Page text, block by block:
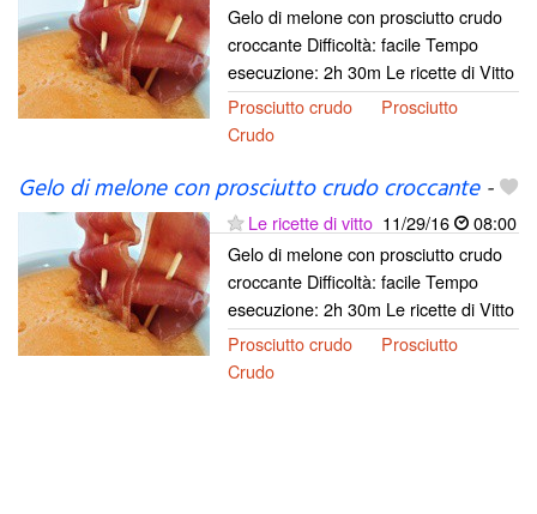
Gelo di melone con prosciutto crudo
croccante Difficoltà: facile Tempo
esecuzione: 2h 30m Le ricette di Vitto
Prosciutto crudo
Prosciutto
Crudo
Gelo di melone con prosciutto crudo croccante-
Le ricette di vitto 11/29/16
08:00
Gelo di melone con prosciutto crudo
croccante Difficoltà: facile Tempo
esecuzione: 2h 30m Le ricette di Vitto
Prosciutto crudo
Prosciutto
Crudo